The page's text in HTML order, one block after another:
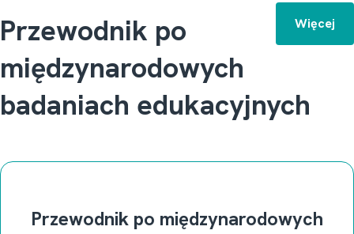
Więcej
Przewodnik po
międzynarodowych
badaniach edukacyjnych
Przewodnik po międzynarodowych